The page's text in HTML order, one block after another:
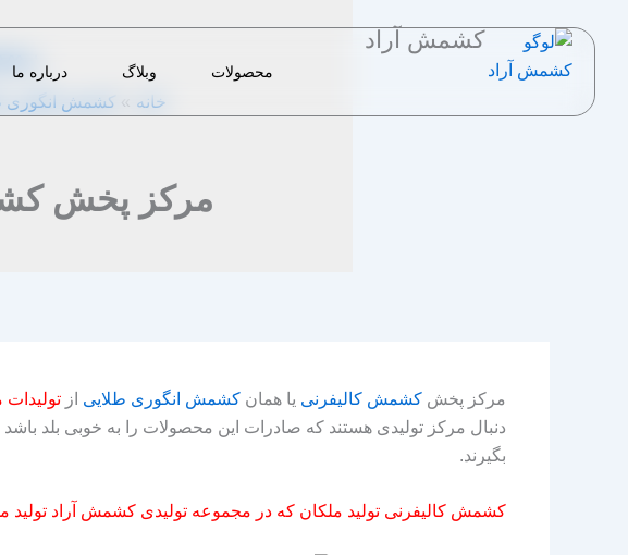
کشمش آراد
محصولات وبلاگ درباره ما
09
خانه کشمش انگوری
مرکز پخش
مرکز پخش کشمش کالیفرنی یا همان کشمش انگوری طلایی از تولیدات
دنبال مرکز تولیدی هستند که صادرات این محصولات را به خوبی بلد
بگیرند.
کشمش کالیفرنی تولید ملکان که در مجموعه تولیدی کشمش آراد تولید